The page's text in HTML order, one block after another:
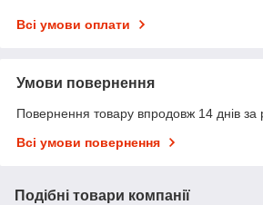
Всі умови оплати
Умови повернення
Повернення товару впродовж 14 днів за
Всі умови повернення
Подібні товари компанії